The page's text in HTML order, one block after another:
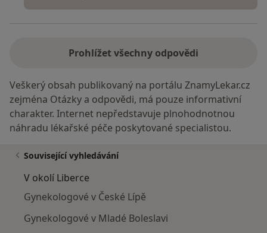
Prohlížet všechny odpovědi
Veškerý obsah publikovaný na portálu ZnamyLekar.cz
zejména Otázky a odpovědi, má pouze informativní
charakter. Internet nepředstavuje plnohodnotnou
náhradu lékařské péče poskytované specialistou.
Související vyhledávání
V okolí Liberce
Gynekologové v České Lípě
Gynekologové v Mladé Boleslavi